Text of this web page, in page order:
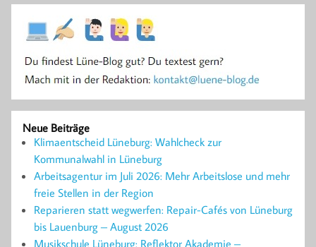
Neue Beiträge
Klimaentscheid Lüneburg: Wahlcheck zur
Kommunalwahl in Lüneburg
Arbeitsagentur im Juli 2026: Mehr Arbeitslose und mehr
freie Stellen in der Region
Reparieren statt wegwerfen: Repair-Cafés von Lüneburg
bis Lauenburg – August 2026
Musikschule Lüneburg: Reflektor Akademie –